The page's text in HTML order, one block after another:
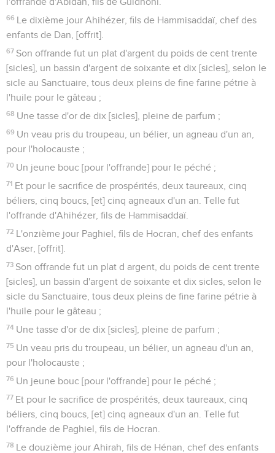
66 Le dixième jour Ahihézer, fils de Hammisaddaï, chef des
enfants de Dan, [offrit].
67 Son offrande fut un plat d'argent du poids de cent trente
[sicles], un bassin d'argent de soixante et dix [sicles], selon le
sicle au Sanctuaire, tous deux pleins de fine farine pétrie à
l'huile pour le gâteau ;
68 Une tasse d'or de dix [sicles], pleine de parfum ;
69 Un veau pris du troupeau, un bélier, un agneau d'un an,
pour l'holocauste ;
70 Un jeune bouc [pour l'offrande] pour le péché ;
71 Et pour le sacrifice de prospérités, deux taureaux, cinq
béliers, cinq boucs, [et] cinq agneaux d'un an. Telle fut
l'offrande d'Ahihézer, fils de Hammisaddaï.
72 L'onzième jour Paghiel, fils de Hocran, chef des enfants
d'Aser, [offrit].
73 Son offrande fut un plat d argent, du poids de cent trente
[sicles], un bassin d'argent de soixante et dix sicles, selon le
sicle du Sanctuaire, tous deux pleins de fine farine pétrie à
l'huile pour le gâteau ;
74 Une tasse d'or de dix [sicles], pleine de parfum ;
75 Un veau pris du troupeau, un bélier, un agneau d'un an,
pour l'holocauste ;
76 Un jeune bouc [pour l'offrande] pour le péché ;
77 Et pour le sacrifice de prospérités, deux taureaux, cinq
béliers, cinq boucs, [et] cinq agneaux d'un an. Telle fut
l'offrande de Paghiel, fils de Hocran.
78 Le douzième jour Ahirah, fils de Hénan, chef des enfants